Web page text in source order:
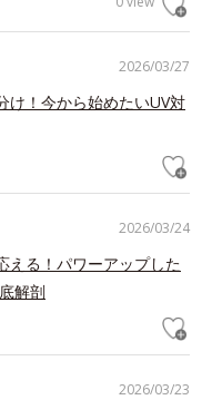
2026/03/27
け！今から始めたいUV対
2026/03/24
える！パワーアップした
解剖
2026/03/23